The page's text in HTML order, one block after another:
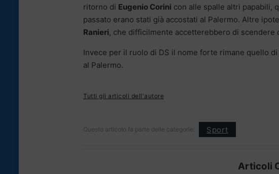
ritorno di Eugenio Corini con alle spalle altri papabili,
passato erano stati già accostati al Palermo. Altre
Ranieri, che difficilmente accetterebbero di scendere
Invece per il ruolo di DS il nome forte rimane quello di
al Palermo.
Tutti gli articoli dell'autore
Questo articolo fa parte delle categorie: Sport
Articoli